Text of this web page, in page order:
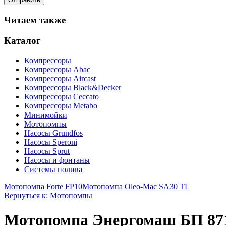
Читаем также
Каталог
Компрессоры
Компрессоры Abac
Компрессоры Aircast
Компрессоры Black&Decker
Компрессоры Ceccato
Компрессоры Metabo
Минимойки
Мотопомпы
Насосы Grundfos
Насосы Speroni
Насосы Sprut
Насосы и фонтаны
Системы полива
Мотопомпа Forte FP10Мотопомпа Oleo-Mac SА30 ТL
Вернуться к: Мотопомпы
Мотопомпа Энергомаш БП